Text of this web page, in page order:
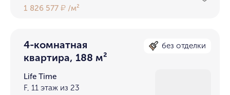
1 826 577₽ /м²
4-комнатная
квартира, 188 м²
без отделки
Life Time
F, 11 этаж из 23